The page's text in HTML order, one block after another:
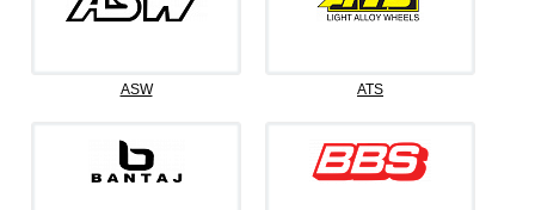
ASW ATS